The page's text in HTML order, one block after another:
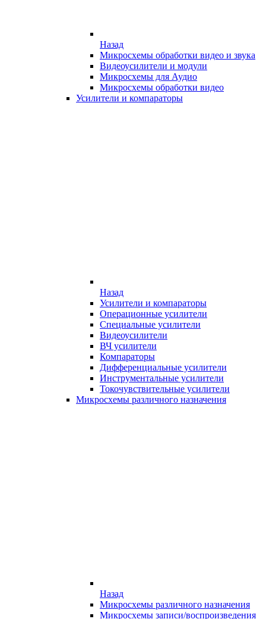
Назад
Микросхемы обработки видео и звука
Видеоусилители и модули
Микросхемы для Аудио
Микросхемы обработки видео
Усилители и компараторы
Назад
Усилители и компараторы
Операционные усилители
Специальные усилители
Видеоусилители
ВЧ усилители
Компараторы
Дифференциальные усилители
Инструментальные усилители
Токочувствительные усилители
Микросхемы различного назначения
Назад
Микросхемы различного назначения
Микросхемы записи/воспроизведения